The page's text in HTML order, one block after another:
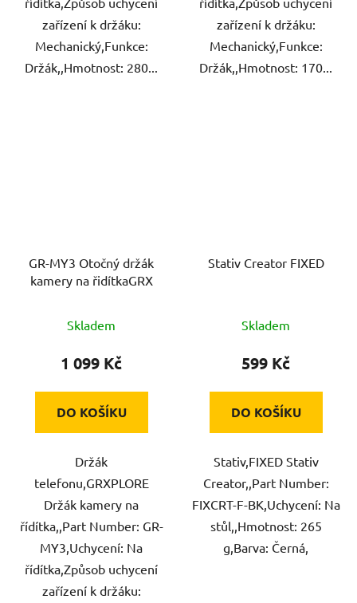
zařízení k držáku:
Mechanický,Funkce:
Držák,,Hmotnost: 280...
zařízení k držáku:
Mechanický,Funkce:
Držák,,Hmotnost: 170...
GR-MY3 Otočný držák
kamery na řidítkaGRX
Skladem
1 099 Kč
DO KOŠÍKU
Držák
telefonu,GRXPLORE
Držák kamery na
řídítka,,Part Number: GR-
MY3,Uchycení: Na
řídítka,Způsob uchycení
zařízení k držáku:
Stativ Creator FIXED
Skladem
599 Kč
DO KOŠÍKU
Stativ,FIXED Stativ
Creator,,Part Number:
FIXCRT-F-BK,Uchycení: Na
stůl,,Hmotnost: 265
g,Barva: Černá,